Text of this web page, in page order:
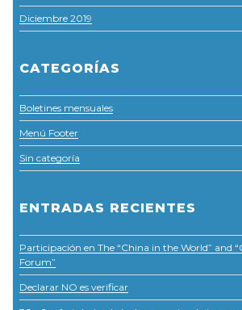
Diciembre 2019
CATEGORÍAS
Boletines mensuales
Menú Footer
Sin categoría
ENTRADAS RECIENTES
Participación en The “China in the World” and
Forum”
Declarar NO es verificar